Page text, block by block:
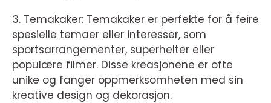
3. Temakaker: Temakaker er perfekte for å feire
spesielle temaer eller interesser, som
sportsarrangementer, superhelter eller
populære filmer. Disse kreasjonene er ofte
unike og fanger oppmerksomheten med sin
kreative design og dekorasjon.